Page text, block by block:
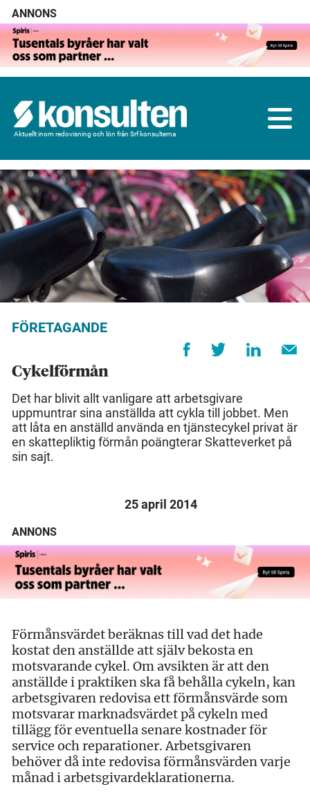
ANNONS
Aktuellt inom redovisning och lön från Srf konsulterna
FÖRETAGANDE
Cykelförmån
Det har blivit allt vanligare att arbetsgivare
uppmuntrar sina anställda att cykla till jobbet. Men
att låta en anställd använda en tjänstecykel privat är
en skattepliktig förmån poängterar Skatteverket på
sin sajt.
25 april 2014
ANNONS
Förmånsvärdet beräknas till vad det hade
kostat den anställde att själv bekosta en
motsvarande cykel. Om avsikten är att den
anställde i praktiken ska få behålla cykeln, kan
arbetsgivaren redovisa ett förmånsvärde som
motsvarar marknadsvärdet på cykeln med
tillägg för eventuella senare kostnader för
service och reparationer. Arbetsgivaren
behöver då inte redovisa förmånsvärden varje
månad i arbetsgivardeklarationerna.